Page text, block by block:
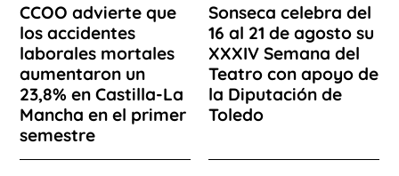
CCOO advierte que
los accidentes
laborales mortales
aumentaron un
23,8% en Castilla-La
Mancha en el primer
semestre
Sonseca celebra del
16 al 21 de agosto su
XXXIV Semana del
Teatro con apoyo de
la Diputación de
Toledo